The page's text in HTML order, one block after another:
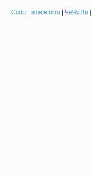
Софт| smetafor.ru | ЧеЧу.Ru |